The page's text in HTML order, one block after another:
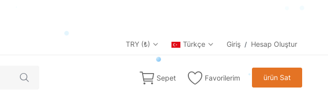
TRY (₺) Türkçe Giriş / Hesap Oluştur
Sepet Favorilerim ürün Sat